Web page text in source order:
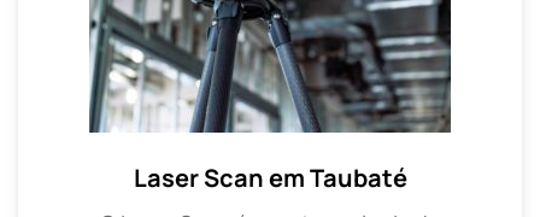
Laser Scan em Taubaté